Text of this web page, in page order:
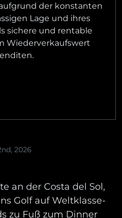
der konstanten
Lage und ihres
sichere und rentable
Wiederverkaufswert
2026
an der Costa del Sol,
Golf auf Weltklasse-
zu Fuß zum Dinner